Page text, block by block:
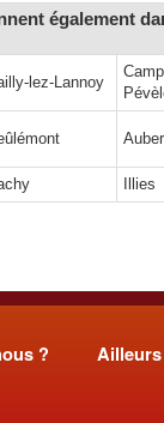
également
lez-Lannoy
Illies
?